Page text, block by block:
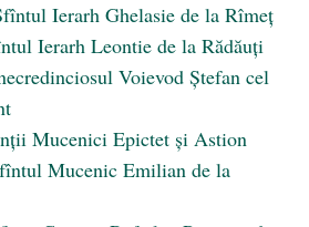
Ierarh Ghelasie de la Rîmeț
Ierarh Leontie de la Rădăuți
Voievod Ștefan cel
Mucenici Epictet și Astion
Mucenic Emilian de la